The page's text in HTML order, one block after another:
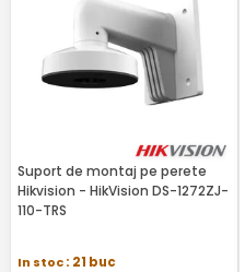
Suport de montaj pe perete
Hikvision - HikVision DS-1272ZJ-
110-TRS
In stoc: 21 buc